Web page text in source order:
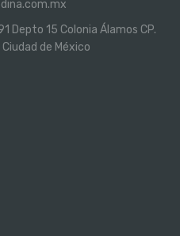
Depto 15 Colonia Álamos CP.
de México